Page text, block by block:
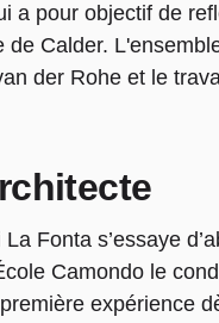
a pour objectif de
de Calder.
der Rohe et le
Fonta s’essaye
Camondo le
expérience